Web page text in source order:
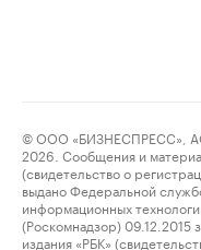
© ООО «БИЗНЕСПРЕСС»,
2026. Сообщения и
(свидетельство о
выдано Федеральной
информационных
(Роскомнадзор)
издания «РБК»